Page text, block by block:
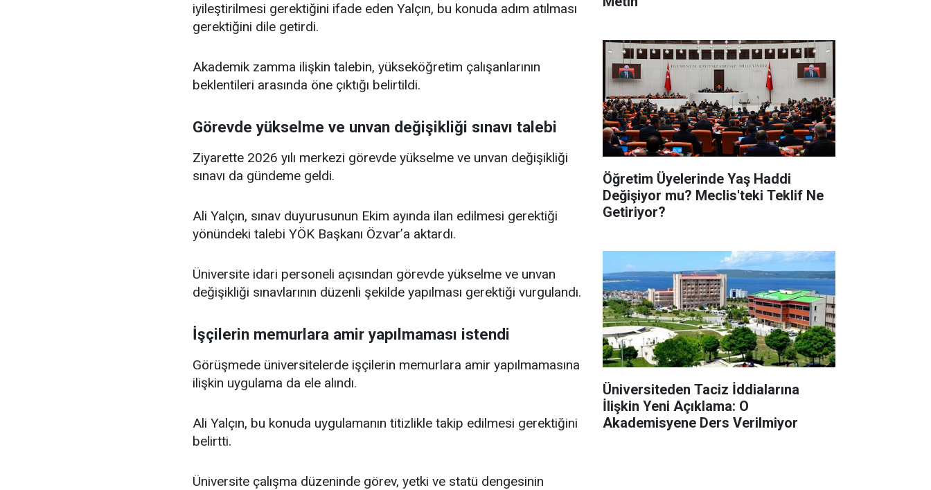
iyileştirilmesi gerektiğini ifade eden Yalçın, bu konuda adım atılması
gerektiğini dile getirdi.
Akademik zamma ilişkin talebin, yükseköğretim çalışanlarının
beklentileri arasında öne çıktığı belirtildi.
Görevde yükselme ve unvan değişikliği sınavı talebi
Ziyarette 2026 yılı merkezi görevde yükselme ve unvan değişikliği
sınavı da gündeme geldi.
Ali Yalçın, sınav duyurusunun Ekim ayında ilan edilmesi gerektiği
yönündeki talebi YÖK Başkanı Özvar’a aktardı.
Üniversite idari personeli açısından görevde yükselme ve unvan
değişikliği sınavlarının düzenli şekilde yapılması gerektiği vurgulandı.
İşçilerin memurlara amir yapılmaması istendi
Görüşmede üniversitelerde işçilerin memurlara amir yapılmamasına
ilişkin uygulama da ele alındı.
Ali Yalçın, bu konuda uygulamanın titizlikle takip edilmesi gerektiğini
belirtti.
Üniversite çalışma düzeninde görev, yetki ve statü dengesinin
Öğretim Üyelerinde Yaş Haddi
Değişiyor mu? Meclis'teki Teklif Ne
Getiriyor?
Üniversiteden Taciz İddialarına
İlişkin Yeni Açıklama: O
Akademisyene Ders Verilmiyor